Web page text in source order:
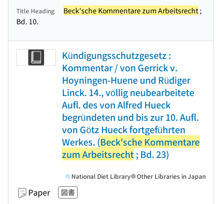
Title Heading Beck'sche Kommentare zum Arbeitsrecht ;
Bd. 10.
Kündigungsschutzgesetz :
Kommentar / von Gerrick v.
Hoyningen-Huene und Rüdiger
Linck. 14., völlig neubearbeitete
Aufl. des von Alfred Hueck
begründeten und bis zur 10. Aufl.
von Götz Hueck fortgeführten
Werkes. (Beck'sche Kommentare
zum Arbeitsrecht; Bd. 23)
Paper 図書
National Diet Library Other Libraries in Japan